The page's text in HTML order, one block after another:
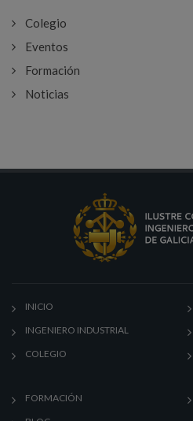
Colegio
Eventos
Formación
Noticias
INICIO
INGENIERO INDUSTRIAL
COLEGIO
FORMACIÓN